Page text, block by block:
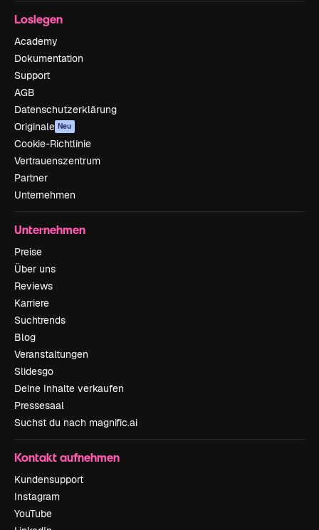
Loslegen
Academy
Dokumentation
Support
AGB
Datenschutzerklärung
Originale Neu
Cookie-Richtlinie
Vertrauenszentrum
Partner
Unternehmen
Unternehmen
Preise
Über uns
Reviews
Karriere
Suchtrends
Blog
Veranstaltungen
Slidesgo
Deine Inhalte verkaufen
Pressesaal
Suchst du nach magnific.ai
Kontakt aufnehmen
Kundensupport
Instagram
YouTube